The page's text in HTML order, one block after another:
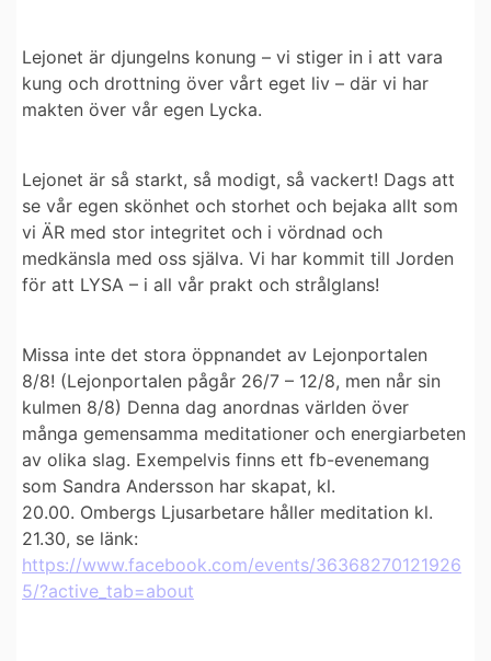
Lejonet är djungelns konung – vi stiger in i att vara
kung och drottning över vårt eget liv – där vi har
makten över vår egen Lycka.
Lejonet är så starkt, så modigt, så vackert! Dags att
se vår egen skönhet och storhet och bejaka allt som
vi ÄR med stor integritet och i vördnad och
medkänsla med oss själva. Vi har kommit till Jorden
för att LYSA – i all vår prakt och strålglans!
Missa inte det stora öppnandet av Lejonportalen
8/8! (Lejonportalen pågår 26/7 – 12/8, men når sin
kulmen 8/8) Denna dag anordnas världen över
många gemensamma meditationer och energiarbeten
av olika slag. Exempelvis finns ett fb-evenemang
som Sandra Andersson har skapat, kl.
20.00. Ombergs Ljusarbetare håller meditation kl.
21.30, se länk:
https://www.facebook.com/events/36368270121926
5/?active_tab=about